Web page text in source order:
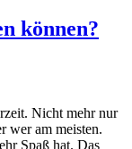
können?
Nicht mehr nur
wer am meisten.
Spaß hat. Das